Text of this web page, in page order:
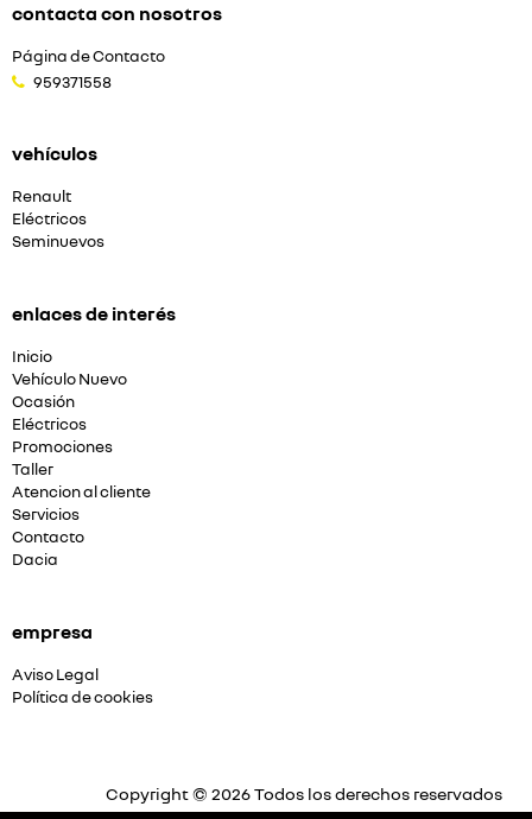
contacta con nosotros
Página de Contacto
959371558
vehículos
Renault
Eléctricos
Seminuevos
enlaces de interés
Inicio
Vehículo Nuevo
Ocasión
Eléctricos
Promociones
Taller
Atencion al cliente
Servicios
Contacto
Dacia
empresa
Aviso Legal
Política de cookies
Copyright © 2026 Todos los derechos reservados